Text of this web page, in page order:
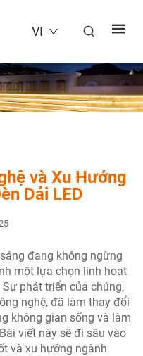
VI
và Xu Hướng
Dải LED
đang không ngừng
một lựa chọn linh hoạt
phát triển của chúng,
nghệ, đã làm thay đổi
không gian sống và làm
viết này sẽ đi sâu vào
và xu hướng ngành